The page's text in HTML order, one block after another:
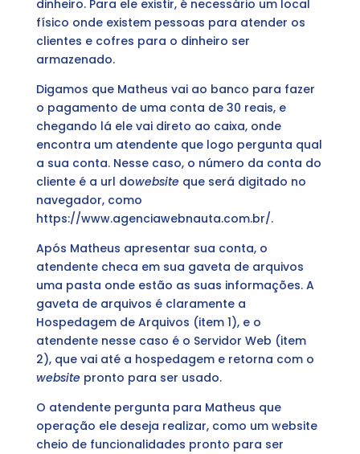
dinheiro. Para ele existir, é necessário um local
físico onde existem pessoas para atender os
clientes e cofres para o dinheiro ser
armazenado.
Digamos que Matheus vai ao banco para fazer
o pagamento de uma conta de 30 reais, e
chegando lá ele vai direto ao caixa, onde
encontra um atendente que logo pergunta qual
a sua conta. Nesse caso, o número da conta do
cliente é a url dowebsiteque será digitado no
navegador, como
https://www.agenciawebnauta.com.br/.
Após Matheus apresentar sua conta, o
atendente checa em sua gaveta de arquivos
uma pasta onde estão as suas informações. A
gaveta de arquivos é claramente a
Hospedagem de Arquivos (item 1), e o
atendente nesse caso é o Servidor Web (item
2), que vai até a hospedagem e retorna com o
websitepronto para ser usado.
O atendente pergunta para Matheus que
operação ele deseja realizar, como um website
cheio de funcionalidades pronto para ser